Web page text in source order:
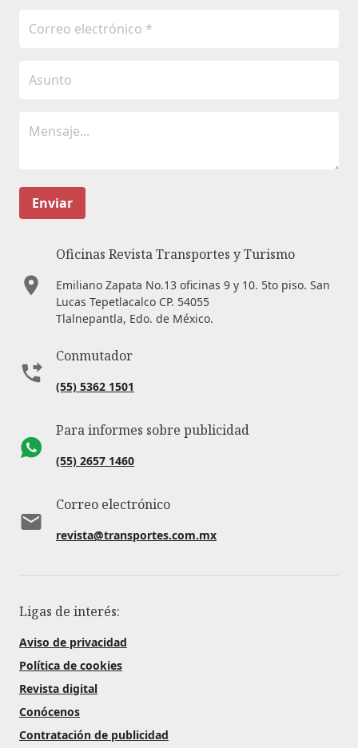
Enviar
Oficinas Revista Transportes y Turismo
Emiliano Zapata No.13 oficinas 9 y 10. 5to piso. San
Lucas Tepetlacalco CP. 54055
Tlalnepantla, Edo. de México.
Conmutador
(55) 5362 1501
Para informes sobre publicidad
(55) 2657 1460
Correo electrónico
revista@transportes.com.mx
Ligas de interés:
Aviso de privacidad
Política de cookies
Revista digital
Conócenos
Contratación de publicidad